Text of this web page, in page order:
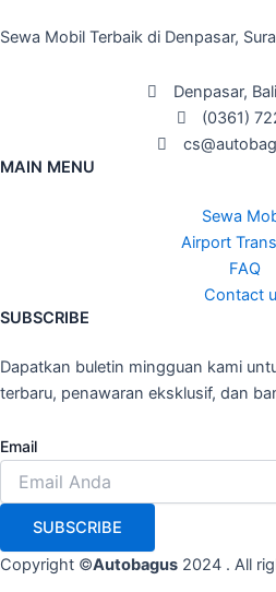
Sewa Mobil Terbaik di Denpasar,
Denpasar,
(0361)
MAIN MENU
Sewa
Airport
FAQ
Contact
SUBSCRIBE
Dapatkan buletin mingguan kami
terbaru, penawaran eksklusif, dan
Email
SUBSCRIBE
Copyright ©Autobagus 2024 . All